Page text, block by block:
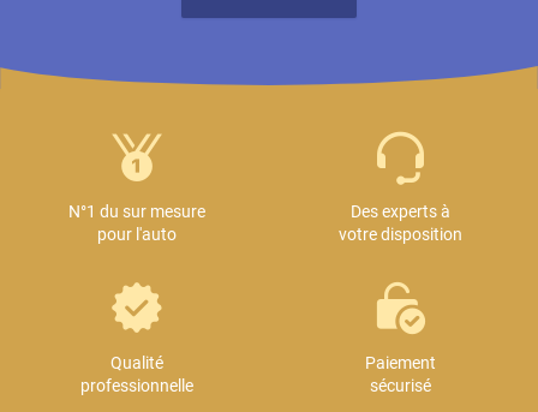
MG
Mitsubishi
Oldsmobile
N°1 du sur mesure
pour l'auto
Des experts à
votre disposition
Qualité
professionnelle
Paiement
sécurisé